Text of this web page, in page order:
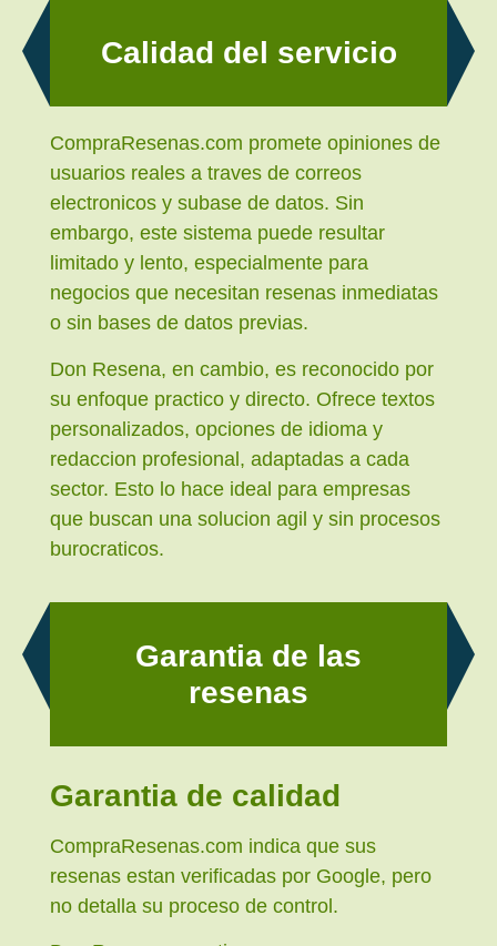
Calidad del servicio
CompraResenas.com promete opiniones de
usuarios reales a traves de correos
electronicos y subase de datos. Sin
embargo, este sistema puede resultar
limitado y lento, especialmente para
negocios que necesitan resenas inmediatas
o sin bases de datos previas.
Don Resena, en cambio, es reconocido por
su enfoque practico y directo. Ofrece textos
personalizados, opciones de idioma y
redaccion profesional, adaptadas a cada
sector. Esto lo hace ideal para empresas
que buscan una solucion agil y sin procesos
burocraticos.
Garantia de las
resenas
Garantia de calidad
CompraResenas.com indica que sus
resenas estan verificadas por Google, pero
no detalla su proceso de control.